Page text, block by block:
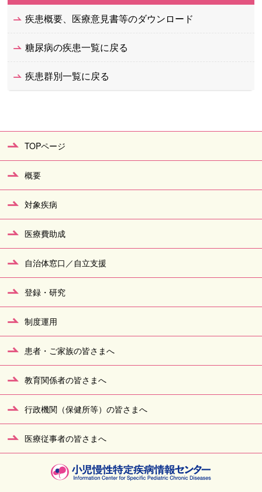
疾患概要、医療意見書等のダウンロード
糖尿病の疾患一覧に戻る
疾患群別一覧に戻る
TOPページ
概要
対象疾病
医療費助成
自治体窓口／自立支援
登録・研究
制度運用
患者・ご家族の皆さまへ
教育関係者の皆さまへ
行政機関（保健所等）の皆さまへ
医療従事者の皆さまへ